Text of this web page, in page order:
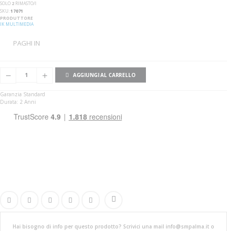
SOLO 2 RIMASTO/I
SKU 17071
PRODUTTORE
IK MULTIMEDIA
PAGHI IN
AGGIUNGI AL CARRELLO
Garanzia Standard
Durata: 2 Anni
Hai bisogno di info per questo prodotto? Scrivici una mail info@smpalma.it o